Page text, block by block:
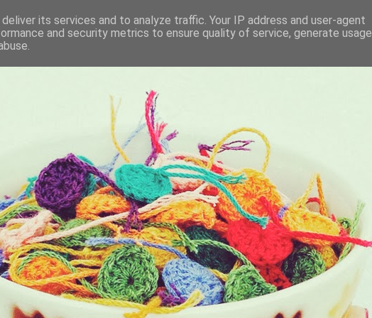
its services and to analyze traffic. Your IP address and user-agent
and security metrics to ensure quality of service, generate usage